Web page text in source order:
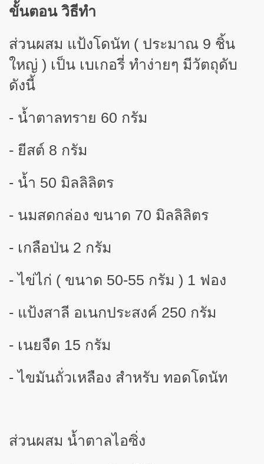
ขั้นตอน วิธีทำ
ส่วนผสม แป้งโดนัท ( ประมาณ 9 ชิ้น
ใหญ่ ) เป็น เบเกอรี่ ทำง่ายๆ มีวัตถุดับ
ดังนี้
- น้ำตาลทราย 60 กรัม
- ยีสต์ 8 กรัม
- น้ำ 50 มิลลิลิตร
- นมสดกล่อง ขนาด 70 มิลลิลิตร
- เกลือป่น 2 กรัม
- ไข่ไก่ ( ขนาด 50-55 กรัม ) 1 ฟอง
- แป้งสาลี อเนกประสงค์ 250 กรัม
- เนยจืด 15 กรัม
- ไขมันถั่วเหลือง สำหรับ ทอดโดนัท
ส่วนผสม น้ำตาลไอซิ่ง